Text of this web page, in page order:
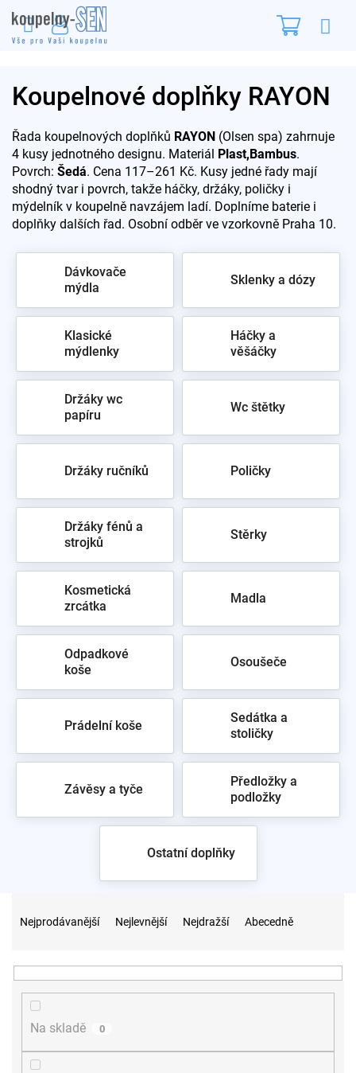
na
obsah
Koupelnové doplňky RAYON
Řada koupelnových doplňků RAYON (Olsen spa) zahrnuje
4 kusy jednotného designu. Materiál Plast,Bambus.
Povrch: Šedá. Cena 117–261 Kč. Kusy jedné řady mají
shodný tvar i povrch, takže háčky, držáky, poličky i
mýdelník v koupelně navzájem ladí. Doplníme baterie i
doplňky dalších řad. Osobní odběr ve vzorkovně Praha 10.
Dávkovače
mýdla
Sklenky a dózy
Klasické
mýdlenky
Háčky a
věšáčky
Držáky wc
papíru
Wc štětky
Držáky ručníků Poličky
Držáky fénů a
strojků
Stěrky
Kosmetická
zrcátka
Madla
Odpadkové
koše
Osoušeče
Prádelní koše
Sedátka a
stoličky
Závěsy a tyče
Předložky a
podložky
Ostatní doplňky
n
Nejprodávanější Nejlevnější Nejdražší Abecedně
Na skladě 0